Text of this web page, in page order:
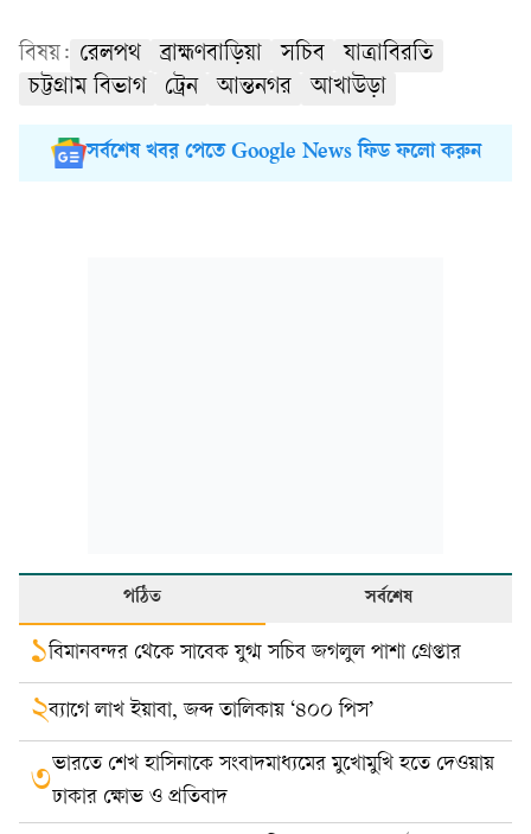
বিষয়: রেলপথ ব্রাহ্মণবাড়িয়া সচিব
যাত্রাবিরতি
চট্টগ্রাম বিভাগ
ট্রেন আন্তনগর আখাউড়া
সর্বশেষ খবর পেতে Google News ফিড ফলো করুন
পঠিত সর্বশেষ
১বিমানবন্দর থেকে সাবেক যুগ্ম সচিব জগলুল পাশা গ্রেপ্তার
২ব্যাগে লাখ ইয়াবা, জব্দ তালিকায় ‘৪০০ পিস’
৩ভারতে শেখ হাসিনাকে সংবাদমাধ্যমের মুখোমুখি হতে দেওয়ায়
ঢাকার ক্ষোভ ও প্রতিবাদ